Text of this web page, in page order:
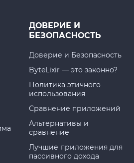
ДОВЕРИЕ И
БЕЗОПАСНОСТЬ
Доверие и Безопасность
ByteLixir — это законно?
Политика этичного
использования
Сравнение приложений
Альтернативы и
сравнение
Лучшие приложения для
пассивного дохода